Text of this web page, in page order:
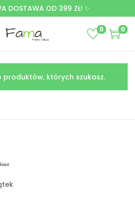
DOSTAWA OD 399 ZŁ! ✨
0 0
produktów, których szukasz.